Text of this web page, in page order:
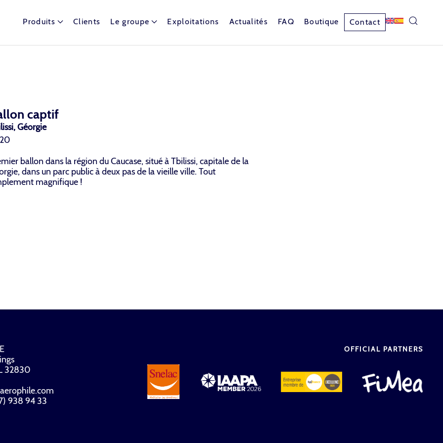
Produits Clients Le groupe Exploitations Actualités FAQ Boutique Contact
captif
Géorgie
ballon dans la région du Caucase, situé à Tbilissi, capitale de la
dans un parc public à deux pas de la vieille ville. Tout
magnifique !
32830
938 94 33
OFFICIAL PARTNERS